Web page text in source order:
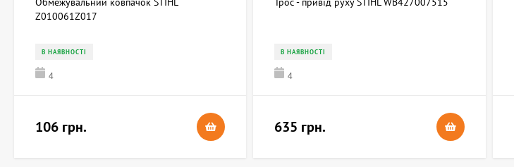
Z010061Z017
В НАЯВНОСТІ
4
106 грн.
В НАЯВНОСТІ
4
635 грн.